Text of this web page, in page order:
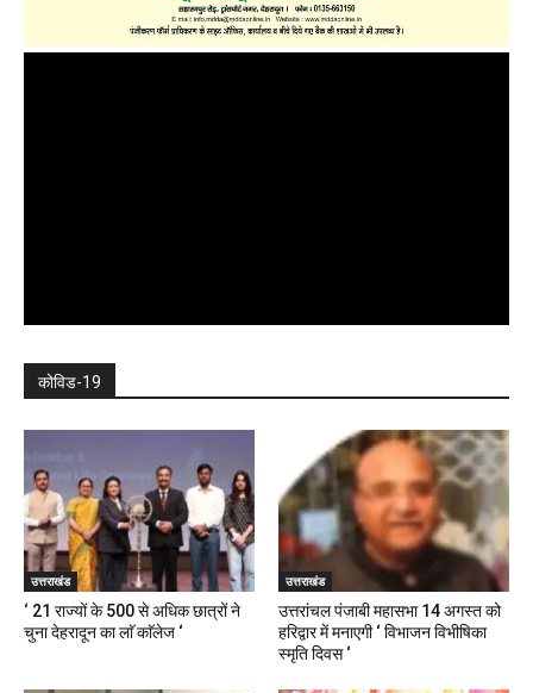
कोविड-19
उत्तराखंड
‘ 21 राज्यों के 500 से अधिक छात्रों ने
चुना देहरादून का लाॅ काॅलेज ‘
उत्तराखंड
उत्तरांचल पंजाबी महासभा 14 अगस्त को
हरिद्वार में मनाएगी ‘ विभाजन विभीषिका
स्मृति दिवस ‘